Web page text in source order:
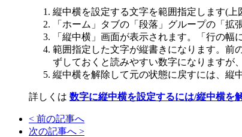
縦中横を設定する文字を範囲指定します(上
「ホーム」タブの「段落」グループの「拡
「縦中横」画面が表示されます。「行の
範囲指定した文字が縦書きになります。前
ずしておくと読みやすい数字になりますが
縦中横を解除して元の状態に戻すには、縦
詳しくは 数字に縦中横を設定するには/縦中横を
< 前の記事へ
次の記事へ >